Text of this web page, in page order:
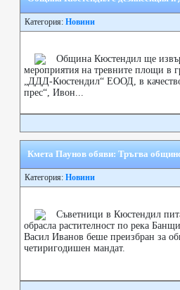
Категория: Новини
Община Кюстендил ще
мероприятия на тревните площи в
„ДДД-Кюстендил“ ЕООД, в
прес“, Ивон...
Кмета Паунов обяви: Тръгва
Категория: Новини
Съветници в Кюстендил
обрасла растителност по река
Васил Иванов беше преизбран за
четиригодишен мандат.